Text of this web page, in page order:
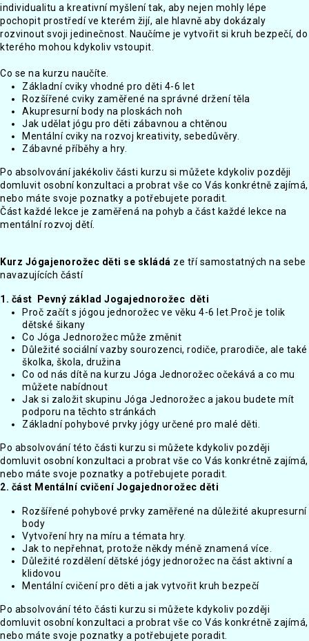
individualitu a kreativní myšlení tak, aby nejen mohly lépe
pochopit prostředí ve kterém žijí, ale hlavně aby dokázaly
rozvinout svoji jedinečnost. Naučíme je vytvořit si kruh bezpečí, do
kterého mohou kdykoliv vstoupit.
Co se na kurzu naučíte.
Základní cviky vhodné pro děti 4-6 let
Rozšířené cviky zaměřené na správné držení těla
Akupresurní body na ploskách noh
Jak udělat jógu pro děti zábavnou a chtěnou
Mentální cviky na rozvoj kreativity, sebedůvěry.
Zábavné příběhy a hry.
Po absolvování jakékoliv části kurzu si můžete kdykoliv později
domluvit osobní konzultaci a probrat vše co Vás konkrétně zajímá,
nebo máte svoje poznatky a potřebujete poradit.
Část každé lekce je zaměřená na pohyb a část každé lekce na
mentální rozvoj dětí.
Kurz Jógajenorožec děti se skládá ze tří samostatných na sebe
navazujících částí
1. část Pevný základ Jogajednorožec děti
Proč začít s jógou jednorožec ve věku 4-6 let.Proč je tolik
dětské šikany
Co Jóga Jednorožec může změnit
Důležité sociální vazby sourozenci, rodiče, prarodiče, ale také
školka, škola, družina
Co od nás dítě na kurzu Jóga Jednorožec očekává a co mu
můžete nabídnout
Jak si založit skupinu Jóga Jednorožec a jakou budete mít
podporu na těchto stránkách
Základní pohybové prvky jógy určené pro malé děti.
Po absolvování této části kurzu si můžete kdykoliv později
domluvit osobní konzultaci a probrat vše co Vás konkrétně zajímá,
nebo máte svoje poznatky a potřebujete poradit.
2. část Mentální cvičení Jogajednorožec děti
Rozšířené pohybové prvky zaměřené na důležité akupresurní
body
Vytvoření hry na míru a témata hry.
Jak to nepřehnat, protože někdy méně znamená více.
Důležité rozdělení dětské jógy jednorožec na část aktivní a
klidovou
Mentální cvičení pro děti a jak vytvořit kruh bezpečí
Po absolvování této části kurzu si můžete kdykoliv později
domluvit osobní konzultaci a probrat vše co Vás konkrétně zajímá,
nebo máte svoje poznatky a potřebujete poradit.